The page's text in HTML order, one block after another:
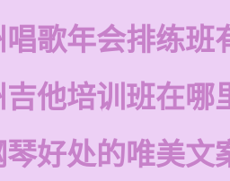
歌年会排练班
他培训班在哪
琴好处的唯美文